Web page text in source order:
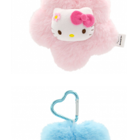
花朵系列Kitty小吊饰